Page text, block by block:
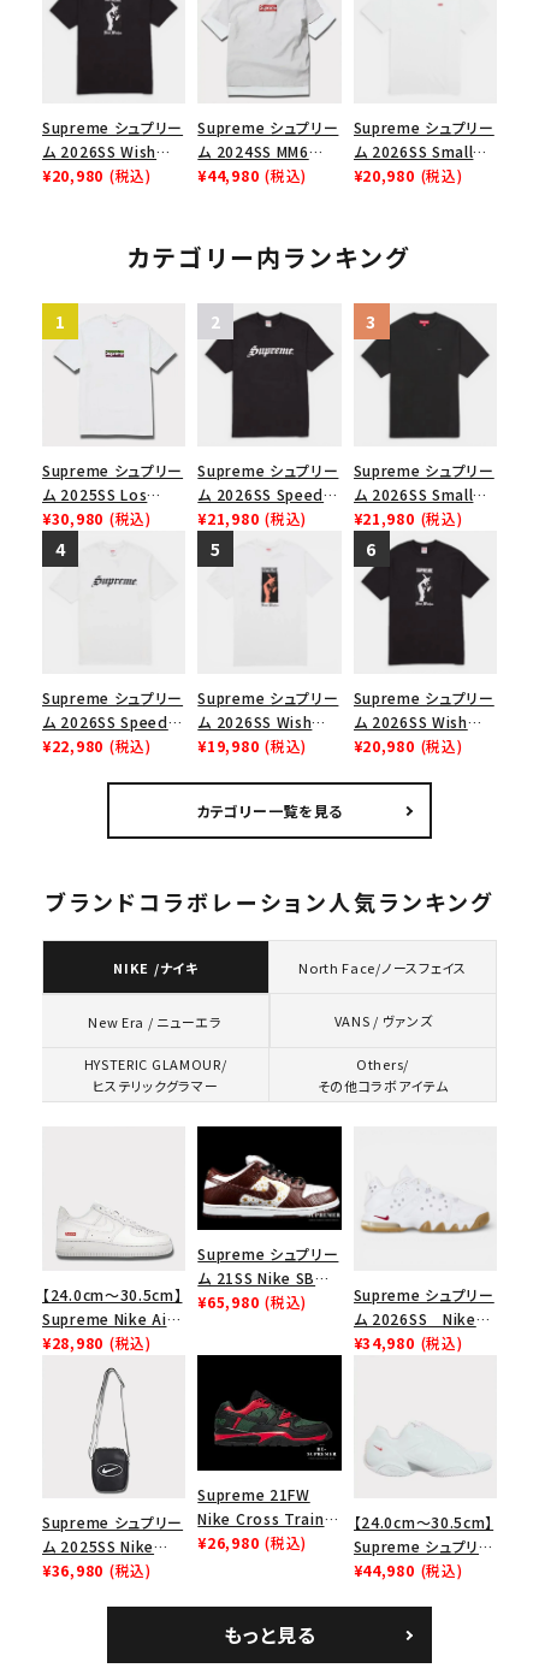
スロゴTシャツ ホワ
Supreme シュプリー
ム 2026SS Wish
Tee ウィッシュTシ
¥20,980 (税込)
Supreme シュプリー
ム 2024SS MM6
Maison Margiela
クスロゴTシャツ ホ
ワイト 白
¥44,980 (税込)
Supreme シュプリー
ム 2026SS Small
Box Tee スモールボ
¥20,980 (税込)
カテゴリー内ランキング
Supreme シュプリー
ム 2025SS Los
Angeles Fire Relief
Box Logo Tee ファ
イヤーリリーフボック
スロゴTシャツ ホワ
¥30,980 (税込)
Supreme シュプリー
ム 2026SS Speed
Tee スピードTシャツ
ブラック
¥21,980 (税込)
Supreme シュプリー
ム 2026SS Small
Box Tee スモールボ
ックスTシャツ ブラッ
ク
¥21,980 (税込)
Supreme シュプリー
ム 2026SS Speed
Tee スピードTシャツ
¥22,980 (税込)
Supreme シュプリー
ム 2026SS Wish
Tee ウィッシュTシ
¥19,980 (税込)
Supreme シュプリー
ム 2026SS Wish
Tee ウィッシュTシ
¥20,980 (税込)
カテゴリー一覧を見る
ブランドコラボレーション人気ランキング
NIKE /ナイキ North Face/ノースフェイス
New Era / ニューエラ VANS / ヴァンズ
HYSTERIC GLAMOUR/
ヒステリックグラマー
Others/
その他コラボアイテム
【24.0cm～30.5cm】
Supreme Nike Air
Force 1 Low シュプ
リーム ナイキエアフォ
ース１スニーカー シ
ューズ ホワイト
¥28,980 (税込)
Supreme シュプリー
ム 21SS Nike SB
Dunk Low ナイキSB
¥65,980 (税込)
Supreme シュプリー
ム 2026SS Nike
SB Air Max 2 CB 94
¥34,980 (税込)
Supreme シュプリー
ム 2025SS Nike
Leather Shoulder
¥36,980 (税込)
Supreme 21FW
Nike Cross Trainer
Low ナイキクロスト
¥26,980 (税込)
【24.0cm～30.5cm】
Supreme シュプリー
ム 2023AW Nike
カー ホワイト 白
¥44,980 (税込)
もっと見る